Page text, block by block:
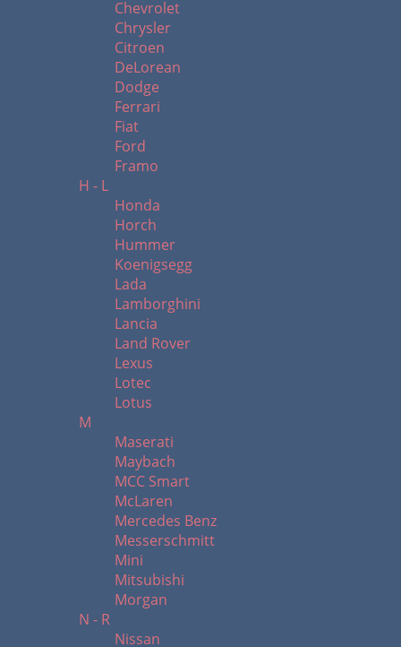
Chevrolet
Chrysler
Citroen
DeLorean
Dodge
Ferrari
Fiat
Ford
Framo
H - L
Honda
Horch
Hummer
Koenigsegg
Lada
Lamborghini
Lancia
Land Rover
Lexus
Lotec
Lotus
M
Maserati
Maybach
MCC Smart
McLaren
Mercedes Benz
Messerschmitt
Mini
Mitsubishi
Morgan
N - R
Nissan